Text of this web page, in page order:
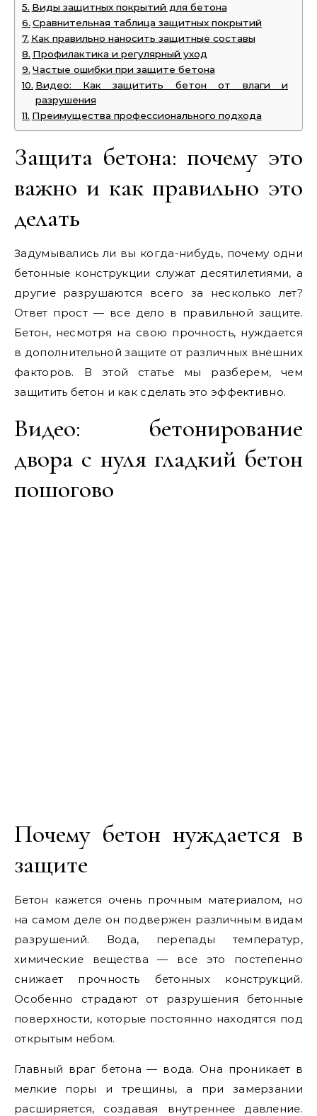
Виды защитных покрытий для бетона
Сравнительная таблица защитных покрытий
Как правильно наносить защитные составы
Профилактика и регулярный уход
Частые ошибки при защите бетона
Видео: Как защитить бетон от влаги и
разрушения
Преимущества профессионального подхода
Защита бетона: почему это
важно и как правильно это
делать
Задумывались ли вы когда-нибудь, почему одни
бетонные конструкции служат десятилетиями, а
другие разрушаются всего за несколько лет?
Ответ прост — все дело в правильной защите.
Бетон, несмотря на свою прочность, нуждается
в дополнительной защите от различных внешних
факторов. В этой статье мы разберем, чем
защитить бетон и как сделать это эффективно.
Видео: бетонирование
двора с нуля гладкий бетон
пошогово
Почему бетон нуждается в
защите
Бетон кажется очень прочным материалом, но
на самом деле он подвержен различным видам
разрушений. Вода, перепады температур,
химические вещества — все это постепенно
снижает прочность бетонных конструкций.
Особенно страдают от разрушения бетонные
поверхности, которые постоянно находятся под
открытым небом.
Главный враг бетона — вода. Она проникает в
мелкие поры и трещины, а при замерзании
расширяется, создавая внутреннее давление.